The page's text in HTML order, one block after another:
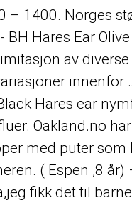
– 1400. Norges
Hares Ear
av
innenfor
Hares ear
Oakland.no
med puter som
( Espen ,8 år)
fikk det til